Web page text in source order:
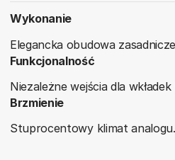
Wykonanie
Elegancka obudowa
Funkcjonalność
Niezależne wejścia dla
Brzmienie
Stuprocentowy klimat